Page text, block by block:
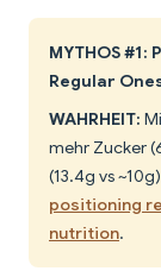
MYTHOS
Regular
WAHRHEIT:
mehr Zucker
(13.4g vs
positioning
nutrition.